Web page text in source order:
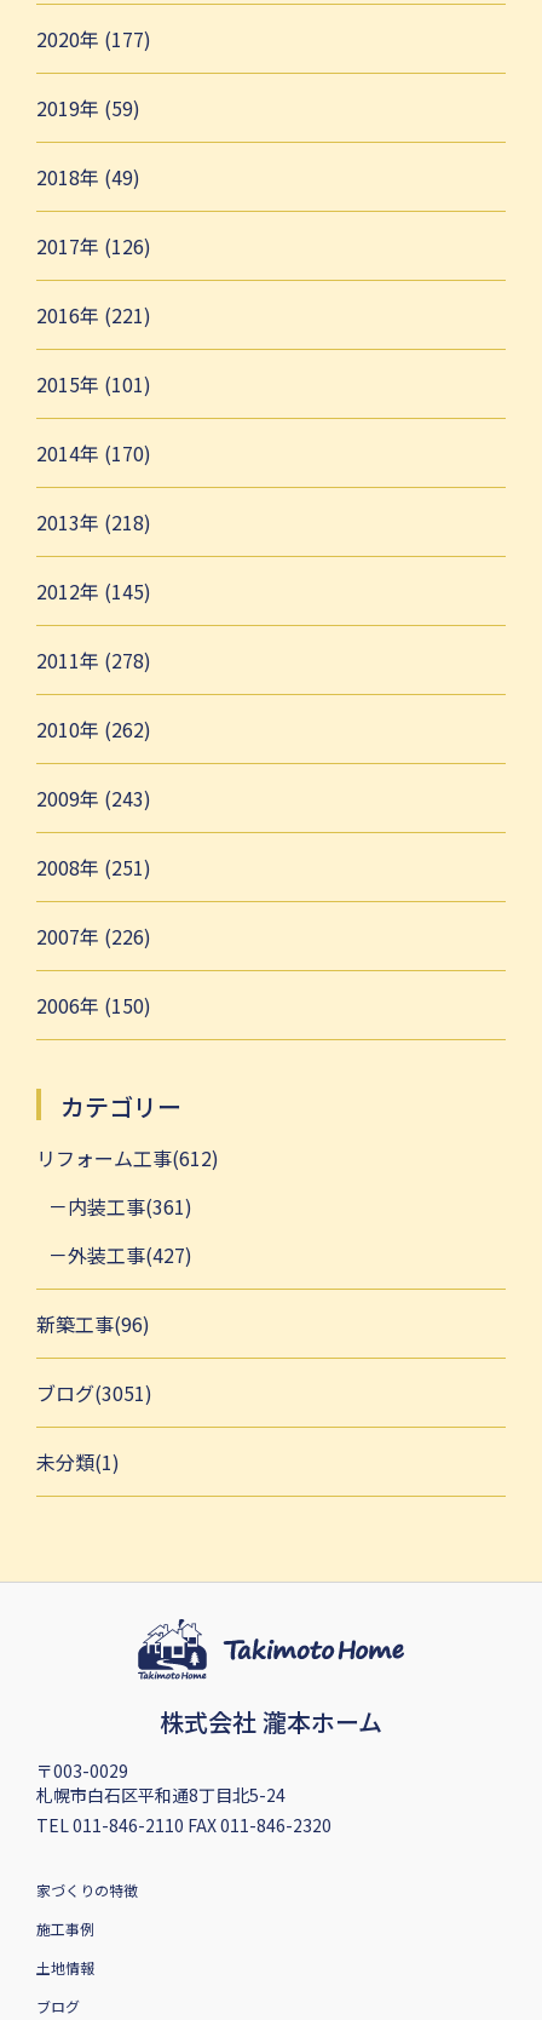
2020年 (177)
2019年 (59)
2018年 (49)
2017年 (126)
2016年 (221)
2015年 (101)
2014年 (170)
2013年 (218)
2012年 (145)
2011年 (278)
2010年 (262)
2009年 (243)
2008年 (251)
2007年 (226)
2006年 (150)
カテゴリー
リフォーム工事(612)
内装工事(361)
外装工事(427)
新築工事(96)
ブログ(3051)
未分類(1)
株式会社 瀧本ホーム
〒003-0029
札幌市白石区平和通8丁目北5-24
TEL 011-846-2110 FAX 011-846-2320
家づくりの特徴
施工事例
土地情報
ブログ